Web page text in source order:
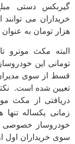
هزار تومان به
تومانی این
تعیین شده است.
دریافتی از مکث
خودروساز خصوصی
سوی خریداران اول اردیبهشت 1403 در